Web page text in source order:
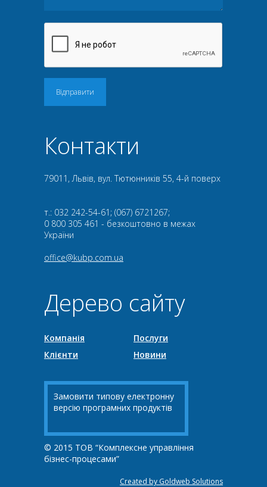
Відправити
Контакти
79011, Львів, вул. Тютюнників 55, 4-й поверх
т.: 032 242-54-61; (067) 6721267;
0 800 305 461 - безкоштовно в межах
України
office@kubp.com.ua
Дерево сайту
Компанія
Послуги
Клієнти
Новини
Замовити типову електронну
версію програмних продуктів
© 2015 ТОВ “Комплексне управління
бізнес-процесами”
Created by Goldweb Solutions